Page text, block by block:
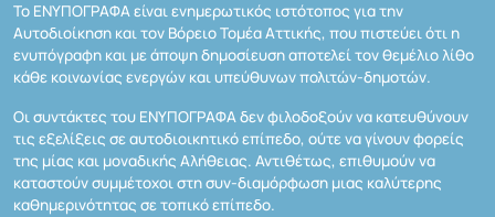
Το ΕΝΥΠΟΓΡΑΦΑ είναι ενημερωτικός ιστότοπος για την
Αυτοδιοίκηση και τον Βόρειο Τομέα Αττικής, που πιστεύει ότι η
ενυπόγραφη και με άποψη δημοσίευση αποτελεί τον θεμέλιο λίθο
κάθε κοινωνίας ενεργών και υπεύθυνων πολιτών-δημοτών.
Οι συντάκτες του ΕΝΥΠΟΓΡΑΦΑ δεν φιλοδοξούν να κατευθύνουν
τις εξελίξεις σε αυτοδιοικητικό επίπεδο, ούτε να γίνουν φορείς
της μίας και μοναδικής Αλήθειας. Αντιθέτως, επιθυμούν να
καταστούν συμμέτοχοι στη συν-διαμόρφωση μιας καλύτερης
καθημερινότητας σε τοπικό επίπεδο.